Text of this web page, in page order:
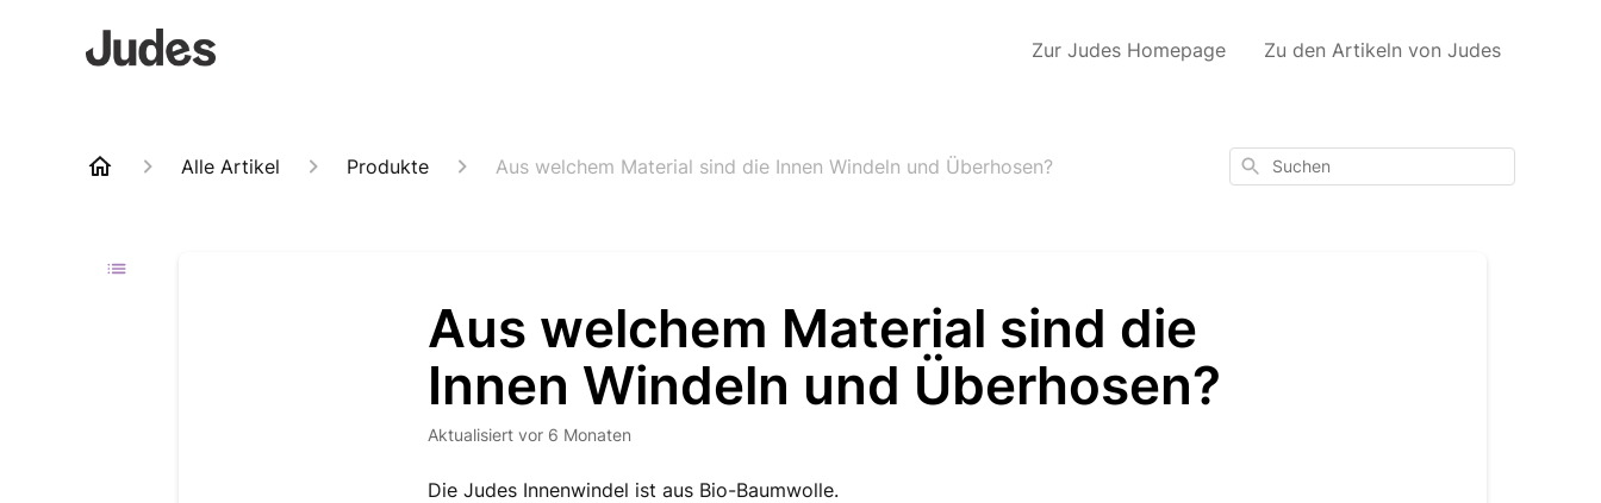
Zur Judes Homepage Zu den Artikeln von Judes
Alle Artikel Produkte Aus welchem Material sind die Innen Windeln und Überhosen? Suchen
Aus welchem Material sind die
Innen Windeln und Überhosen?
Aktualisiert vor 6 Monaten
Die Judes Innenwindel ist aus Bio-Baumwolle.